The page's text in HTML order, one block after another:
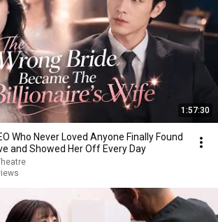
1:57:30
Who Never Loved Anyone Finally Found
and Showed Her Off Every Day